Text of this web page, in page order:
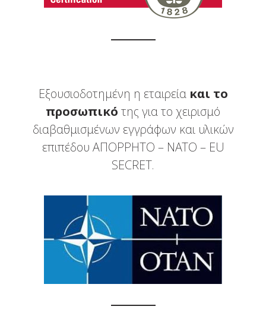
Εξουσιοδοτημένη η εταιρεία και το
προσωπικό της για το χειρισμό
διαβαθμισμένων εγγράφων και υλικών
επιπέδου ΑΠΟΡΡΗΤΟ – NATO – EU
SECRET.